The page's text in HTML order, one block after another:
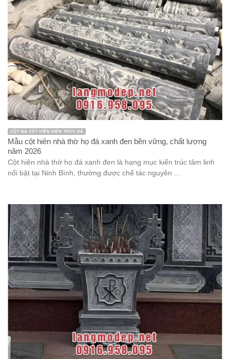
CỘT ĐÁ CỘT HIÊN KIẾN TRÚC ĐÁ
Mẫu cột hiên nhà thờ họ đá xanh đen bền vững, chất lượng
năm 2026
Cột hiên nhà thờ họ đá xanh đen là hạng mục kiến trúc tâm linh
nổi bật tại Ninh Bình, thường được chế tác nguyên ...